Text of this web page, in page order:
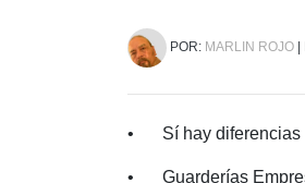
POR: MARLIN ROJO
• Sí hay
• Guarderías